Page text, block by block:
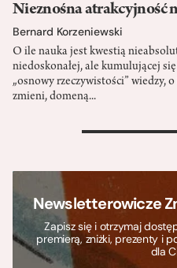
Nieznośna atrakcyjność
Bernard Korzeniewski
O ile nauka jest kwestią
niedoskonałej, ale kumulującej
„osnowy rzeczywistości” wiedzy,
zmieni, domeną...
>
Newsletterowicze
Zapisz się i otrzymaj
premierą, zniżki, prezenty i
dla